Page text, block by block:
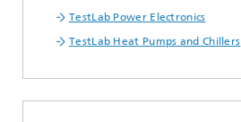
TestLab Power Electronics
TestLab Heat Pumps and Chillers